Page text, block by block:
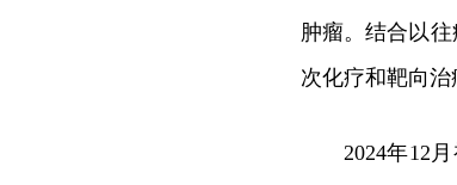
肿瘤。结合以
次化疗和靶向治
2024年12